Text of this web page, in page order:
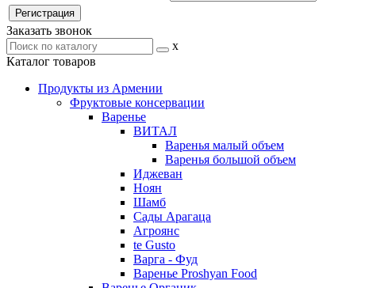
Заказать звонок
x
Каталог товаров
Продукты из Армении
Фруктовые консервации
Варенье
ВИТАЛ
Варенья малый объем
Варенья большой объем
Иджеван
Ноян
Шамб
Сады Арагаца
Агроянс
te Gusto
Варга - Фуд
Варенье Proshyan Food